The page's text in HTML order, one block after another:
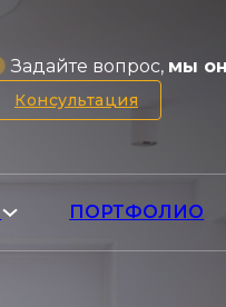
Задайте вопрос, мы
Консультация
ПОРТФОЛИО